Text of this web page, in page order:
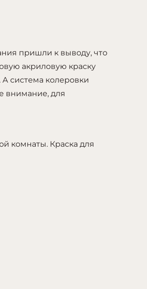
пришли к выводу, что
акриловую краску
система колеровки
внимание, для